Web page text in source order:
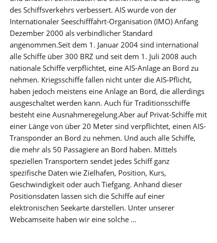
des Schiffsverkehrs verbessert. AIS wurde von der
Internationaler Seeschifffahrt-Organisation (IMO) Anfang
Dezember 2000 als verbindlicher Standard
angenommen.Seit dem 1. Januar 2004 sind international
alle Schiffe über 300 BRZ und seit dem 1. Juli 2008 auch
nationale Schiffe verpflichtet, eine AIS-Anlage an Bord zu
nehmen. Kriegsschiffe fallen nicht unter die AIS-Pflicht,
haben jedoch meistens eine Anlage an Bord, die allerdings
ausgeschaltet werden kann. Auch für Traditionsschiffe
besteht eine Ausnahmeregelung.Aber auf Privat-Schiffe mit
einer Länge von über 20 Meter sind verpflichtet, einen AIS-
Transponder an Bord zu nehmen. Und auch alle Schiffe,
die mehr als 50 Passagiere an Bord haben. Mittels
speziellen Transportern sendet jedes Schiff ganz
spezifische Daten wie Zielhafen, Position, Kurs,
Geschwindigkeit oder auch Tiefgang. Anhand dieser
Positionsdaten lassen sich die Schiffe auf einer
elektronischen Seekarte darstellen. Unter unserer
Webcamseite haben wir eine solche …